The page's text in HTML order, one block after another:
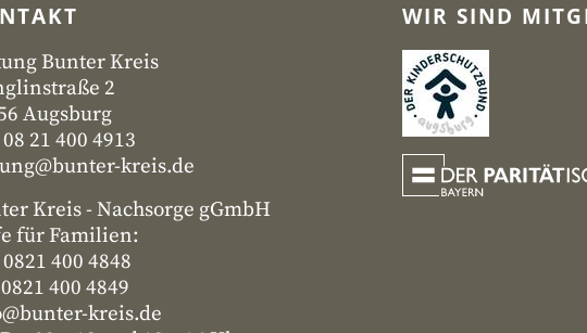
Bunter Kreis
2
Augsburg
21 400 4913
kreis.de
Kreis - Nachsorge gGmbH
für Familien:
400 4848
400 4849
kreis.de
WIR SIND